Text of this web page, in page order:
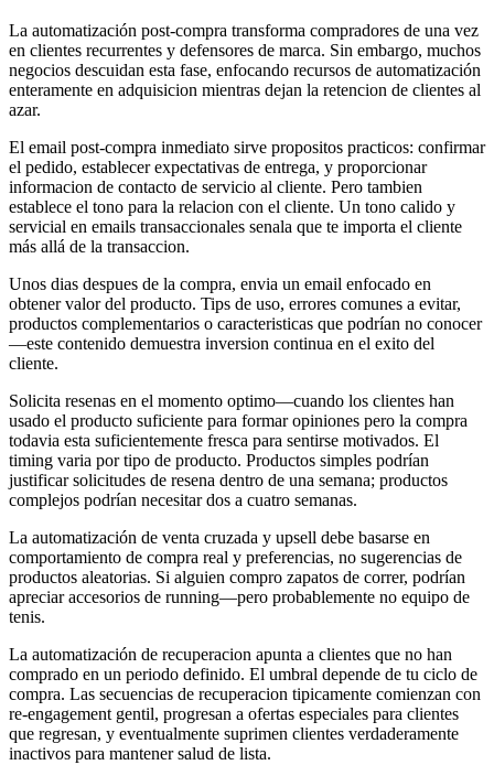
La automatización post-compra transforma compradores de una vez
en clientes recurrentes y defensores de marca. Sin embargo, muchos
negocios descuidan esta fase, enfocando recursos de automatización
enteramente en adquisicion mientras dejan la retencion de clientes al
azar.
El email post-compra inmediato sirve propositos practicos: confirmar
el pedido, establecer expectativas de entrega, y proporcionar
informacion de contacto de servicio al cliente. Pero tambien
establece el tono para la relacion con el cliente. Un tono calido y
servicial en emails transaccionales senala que te importa el cliente
más allá de la transaccion.
Unos dias despues de la compra, envia un email enfocado en
obtener valor del producto. Tips de uso, errores comunes a evitar,
productos complementarios o caracteristicas que podrían no conocer
—este contenido demuestra inversion continua en el exito del
cliente.
Solicita resenas en el momento optimo—cuando los clientes han
usado el producto suficiente para formar opiniones pero la compra
todavia esta suficientemente fresca para sentirse motivados. El
timing varia por tipo de producto. Productos simples podrían
justificar solicitudes de resena dentro de una semana; productos
complejos podrían necesitar dos a cuatro semanas.
La automatización de venta cruzada y upsell debe basarse en
comportamiento de compra real y preferencias, no sugerencias de
productos aleatorias. Si alguien compro zapatos de correr, podrían
apreciar accesorios de running—pero probablemente no equipo de
tenis.
La automatización de recuperacion apunta a clientes que no han
comprado en un periodo definido. El umbral depende de tu ciclo de
compra. Las secuencias de recuperacion tipicamente comienzan con
re-engagement gentil, progresan a ofertas especiales para clientes
que regresan, y eventualmente suprimen clientes verdaderamente
inactivos para mantener salud de lista.